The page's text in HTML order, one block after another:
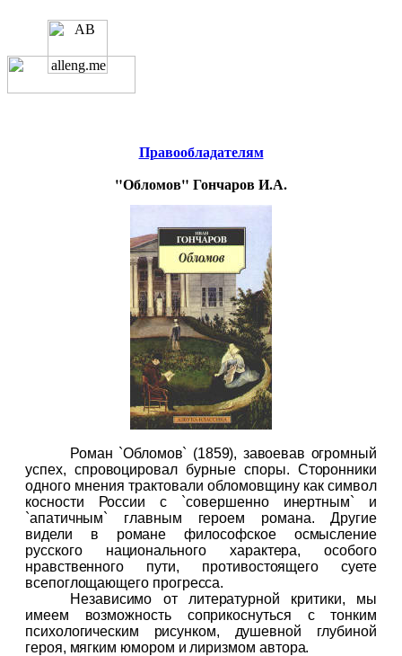
Правообладателям
"Обломов" Гончаров И.А.
Роман `Обломов` (1859), завоевав огромный
успех, спровоцировал бурные споры. Сторонники
одного мнения трактовали обломовщину как символ
косности России с `совершенно инертным` и
`апатичным` главным героем романа. Другие
видели в романе философское осмысление
русского национального характера, особого
нравственного пути, противостоящего суете
всепоглощающего прогресса.
Независимо от литературной критики, мы
имеем возможность соприкоснуться с тонким
психологическим рисунком, душевной глубиной
героя, мягким юмором и лиризмом автора.